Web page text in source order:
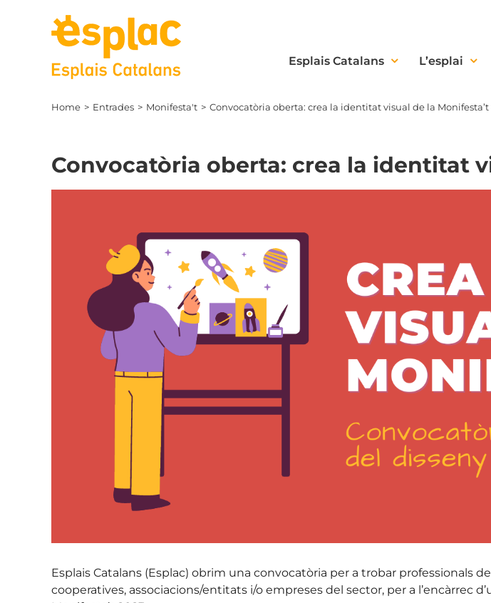
Esplais Catalans L’esplai
Home Entrades Monifesta't Convocatòria oberta: crea la identitat visual de la Monifesta’t
Convocatòria oberta: crea la identitat
Esplais Catalans (Esplac) obrim una convocatòria per a trobar professionals
cooperatives, associacions/entitats i/o empreses del sector, per a l’encàrrec